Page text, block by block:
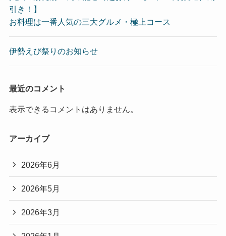
引き！】
お料理は一番人気の三大グルメ・極上コース
伊勢えび祭りのお知らせ
最近のコメント
表示できるコメントはありません。
アーカイブ
2026年6月
2026年5月
2026年3月